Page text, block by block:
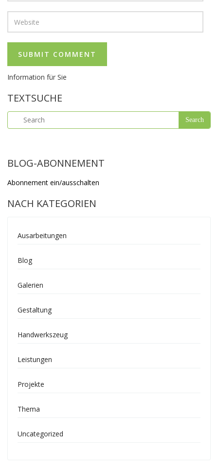
Information für Sie
TEXTSUCHE
BLOG-ABONNEMENT
Abonnement ein/ausschalten
NACH KATEGORIEN
Ausarbeitungen
Blog
Galerien
Gestaltung
Handwerkszeug
Leistungen
Projekte
Thema
Uncategorized